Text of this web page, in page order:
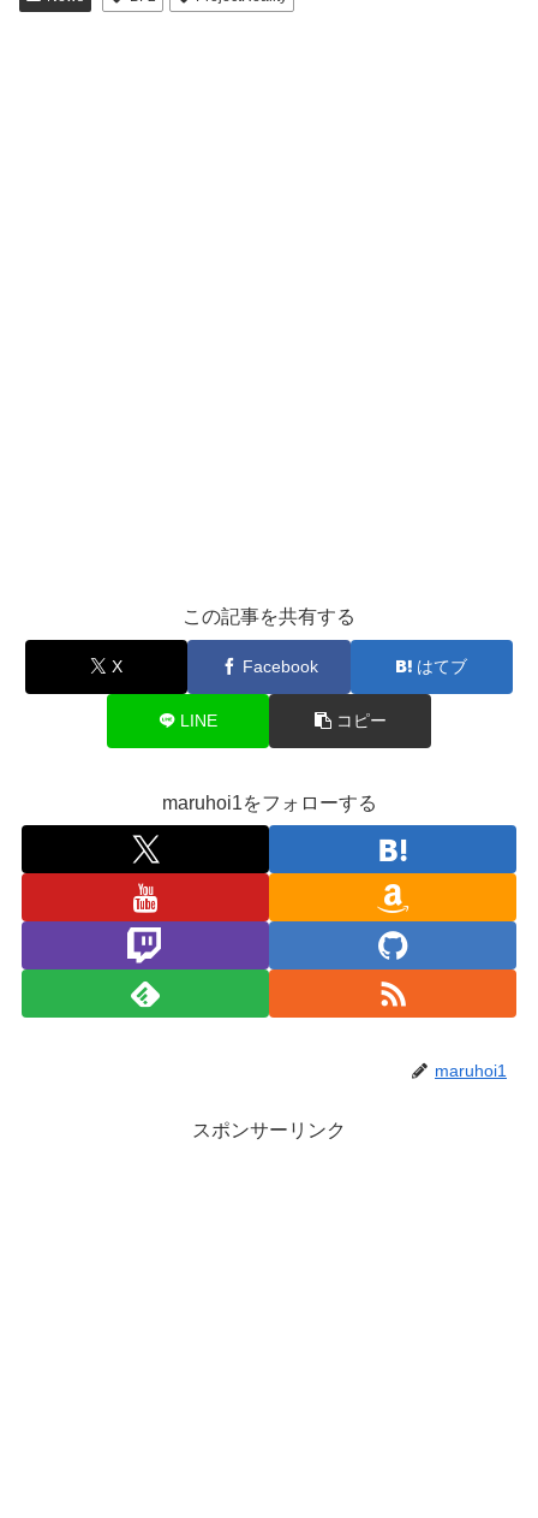
この記事を共有する
X Facebook はてブ
LINE コピー
maruhoi1をフォローする
maruhoi1
スポンサーリンク